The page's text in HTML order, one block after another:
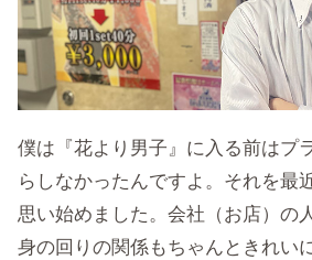
僕は『花より男子』に入る前はプ
らしなかったんですよ。それを最
思い始めました。会社（お店）の
身の回りの関係もちゃんときれい